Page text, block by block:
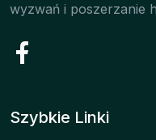
wyzwań i poszerzanie
Szybkie Linki